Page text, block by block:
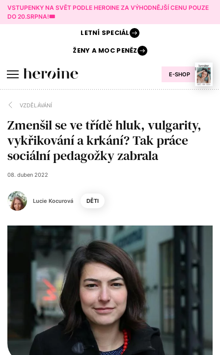
VSTUPENKY NA SVĚT PODLE HEROINE ZA VÝHODNĚJŠÍ CENU POUZE
DO 20.SRPNA!🎟️
E-SHOP
LETNÍ SPECIÁL
ŽENY AMOC PENĚZ
VZDĚLÁVÁNÍ
Zmenšil se ve třídě hluk, vulgarity,
vykřikování a krkání? Tak práce
sociální pedagožky zabrala
Lucie Kocurová
08. duben 2022
DĚTI